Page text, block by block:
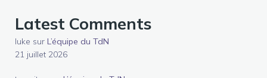
Latest Comments
luke sur L’équipe du TdN
21 juillet 2026